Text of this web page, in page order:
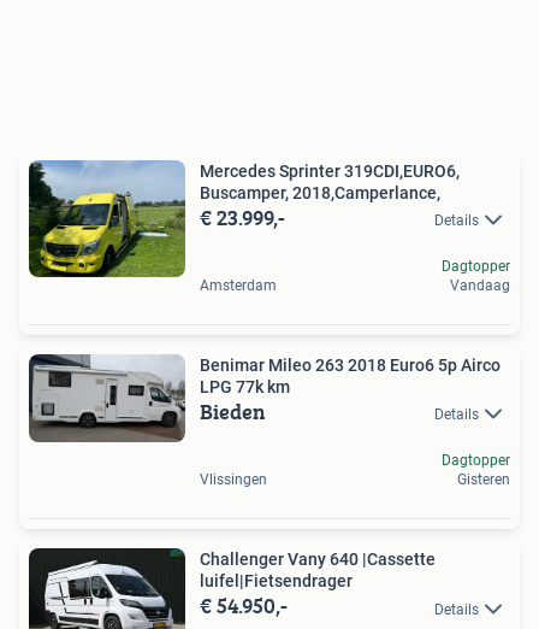
Mercedes Sprinter 319CDI,EURO6,
Buscamper, 2018,Camperlance,
€ 23.999,- Details
Amsterdam
Dagtopper
Vandaag
Benimar Mileo 263 2018 Euro6 5p Airco
LPG 77k km
Bieden Details
Vlissingen
Dagtopper
Gisteren
Challenger Vany 640 |Cassette
luifel|Fietsendrager
€ 54.950,- Details